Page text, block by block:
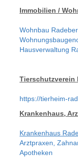
Immobilien /
Wohnbau
Hausverwaltung
Tierschutzverein
https://tierheim-
Krankenhaus,
Krankenhaus
Arztpraxen,
Apotheken